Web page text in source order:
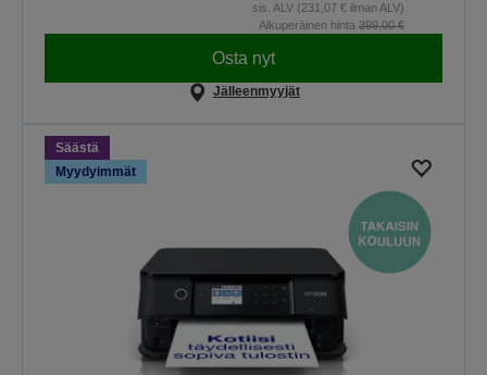
sis. ALV (231,07 € ilman ALV)
Alkuperäinen hinta 399,00 €
Osta nyt
Jälleenmyyjät
Säästä
Myydyimmät